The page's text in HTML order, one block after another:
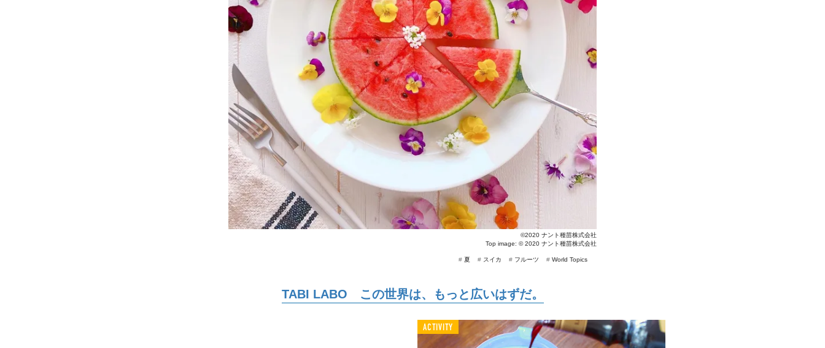
©2020 ナント種苗株式会社
Top image: ©2020 ナント種苗株式会社
# World Topics
# フルーツ
# スイカ
# 夏
TABI LABO この世界は、もっと広いはずだ。
ACTIVITY